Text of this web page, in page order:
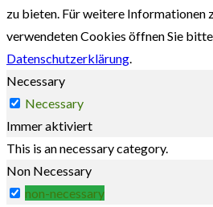
zu bieten. Für weitere Informationen
verwendeten Cookies öffnen Sie
Datenschutzerklärung.
Necessary
Necessary
Immer aktiviert
This is an necessary category.
Non Necessary
non-necessary